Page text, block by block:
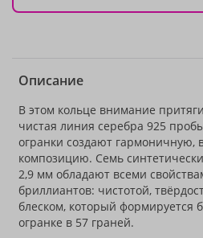
Описание
В этом кольце внимание
чистая линия серебра 925
огранки создают гармоничную,
композицию. Семь
2,9 мм обладают всеми
бриллиантов: чистотой,
блеском, который формируется
огранке в 57 граней.